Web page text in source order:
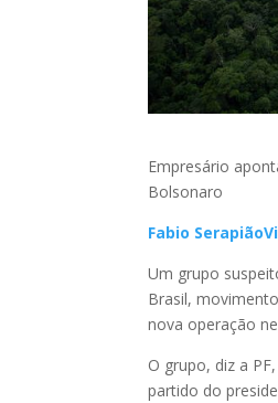
Empresário
Bolsonaro
Fabio Serapião
Um grupo
Brasil,
nova operação
O grupo, diz a
partido do